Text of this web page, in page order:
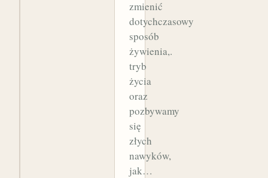
zmienić
dotychczasowy
sposób
żywienia,.
tryb
życia
oraz
pozbywamy
się
złych
nawyków,
jak…